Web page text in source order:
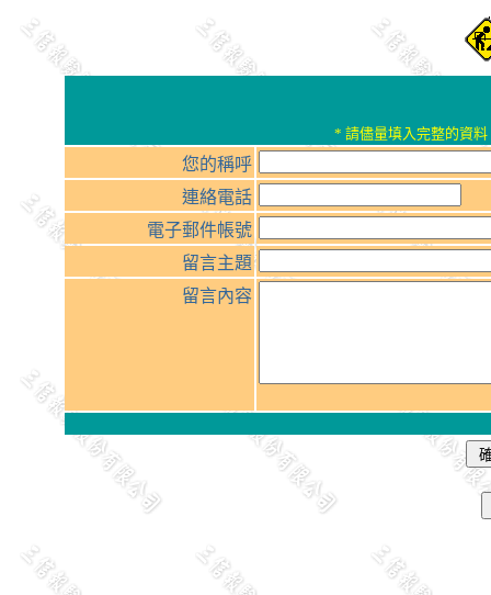
* 請儘量填入完整的資
您的稱呼
連絡電話
電子郵件帳號
留言主題
留言內容